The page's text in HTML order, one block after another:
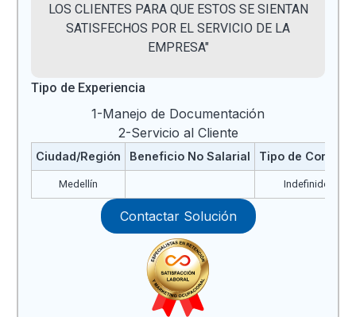
LOS CLIENTES PARA QUE ESTOS SE SIENTAN
SATISFECHOS POR EL SERVICIO DE LA
EMPRESA"
Tipo de Experiencia
1-Manejo de Documentación
2-Servicio al Cliente
Ciudad/Región Beneficio No Salarial Tipo de Contrato
Medellín Indefinido
Contactar Solución